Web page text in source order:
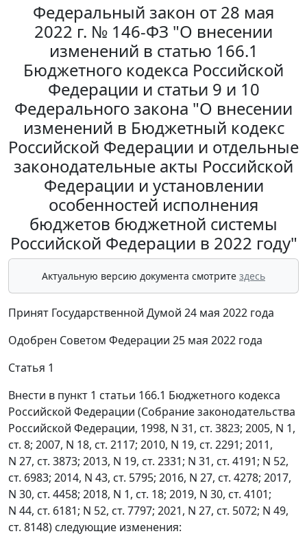
Федеральный закон от 28 мая
2022 г. № 146-ФЗ "О внесении
изменений в статью 166.1
Бюджетного кодекса Российской
Федерации и статьи 9 и 10
Федерального закона "О внесении
изменений в Бюджетный кодекс
Российской Федерации и отдельные
законодательные акты Российской
Федерации и установлении
особенностей исполнения
бюджетов бюджетной системы
Российской Федерации в 2022 году"
Актуальную версию документа смотрите здесь
Принят Государственной Думой 24 мая 2022 года
Одобрен Советом Федерации 25 мая 2022 года
Статья 1
Внести в пункт 1 статьи 166.1 Бюджетного кодекса
Российской Федерации (Собрание законодательства
Российской Федерации, 1998, N 31, ст. 3823; 2005, N 1,
ст. 8; 2007, N 18, ст. 2117; 2010, N 19, ст. 2291; 2011,
N 27, ст. 3873; 2013, N 19, ст. 2331; N 31, ст. 4191; N 52,
ст. 6983; 2014, N 43, ст. 5795; 2016, N 27, ст. 4278; 2017,
N 30, ст. 4458; 2018, N 1, ст. 18; 2019, N 30, ст. 4101;
N 44, ст. 6181; N 52, ст. 7797; 2021, N 27, ст. 5072; N 49,
ст. 8148) следующие изменения: